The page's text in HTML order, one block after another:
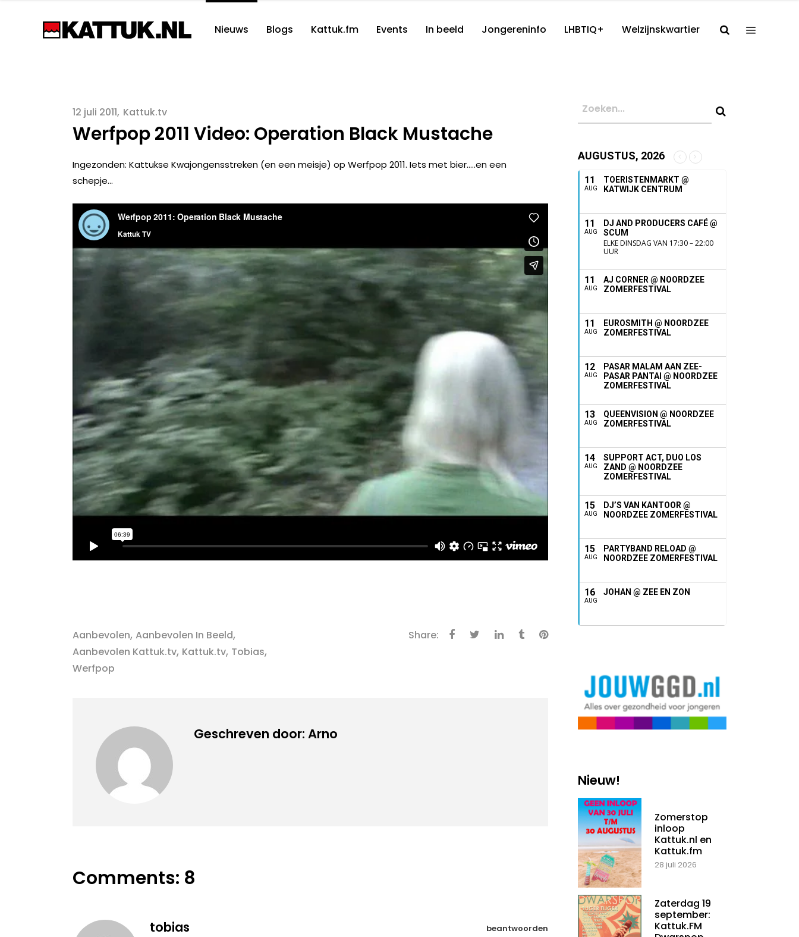
Nieuws Blogs Kattuk.fm Events In beeld Jongereninfo LHBTIQ+ Welzijnskwartier
12 juli 2011 Kattuk.tv
Werfpop 2011 Video: Operation Black Mustache
Ingezonden: Kattukse Kwajongensstreken (en een meisje) op Werfpop 2011. Iets met bier…..en een
schepje…
Aanbevolen, Aanbevolen In Beeld,
Aanbevolen Kattuk.tv, Kattuk.tv, Tobias,
Werfpop
Share:
Geschreven door: Arno
Comments: 8
tobias
beantwoorden
AUGUSTUS, 2026
11
AUG
TOERISTENMARKT @
KATWIJK CENTRUM
11
AUG
DJ AND PRODUCERS CAFÉ @
SCUM
ELKE DINSDAG VAN 17:30 – 22:00
UUR
11
AUG
AJ CORNER @ NOORDZEE
ZOMERFESTIVAL
11
AUG
EUROSMITH @ NOORDZEE
ZOMERFESTIVAL
12
AUG
PASAR MALAM AAN ZEE-
PASAR PANTAI @ NOORDZEE
ZOMERFESTIVAL
13
AUG
QUEENVISION @ NOORDZEE
ZOMERFESTIVAL
14
AUG
SUPPORT ACT, DUO LOS
ZAND @ NOORDZEE
ZOMERFESTIVAL
15
AUG
DJ’S VAN KANTOOR @
NOORDZEE ZOMERFESTIVAL
15
AUG
PARTYBAND RELOAD @
NOORDZEE ZOMERFESTIVAL
16
AUG
JOHAN @ ZEE EN ZON
Nieuw!
Zomerstop
inloop
Kattuk.nl en
Kattuk.fm
28 juli 2026
Zaterdag 19
september:
Kattuk.FM